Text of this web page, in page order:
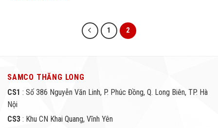
1 2
SAMCO THĂNG LONG
CS1 : Số 386 Nguyễn Văn Linh, P. Phúc Đồng, Q. Long Biên, TP. Hà
Nội
CS3 : Khu CN Khai Quang, Vĩnh Yên